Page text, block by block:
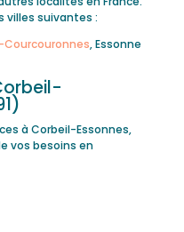
villes suivantes :
, Essonne
à Corbeil-Essonnes,
vos besoins en